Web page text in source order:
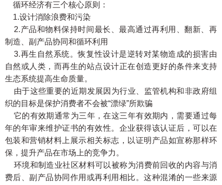
循环经济有三个核心原则：
1.设计消除浪费和污染
2.产品和物料保持时间最长、最高通过再利用、翻新、再
制造、副产品协同和循环利用
3.再生自然系统。恢复性设计是逆转对某物造成的损害由
自然或人类，而再生的站点设计正在创造更好的条件来支持
生态系统提高生命质量。
由于这些重要的近期发展因为行业、监管机构和非政府组
织的目标是保护消费者不会被“漂绿”所欺骗
它的有效期通常为三年，在这三年有效期内，需要通过每
年的年审来维护证书的有效性。企业获得该认证后，可以在
包装和营销材料上展示相关标志，以证明产品如宣称那样环
保，提升产品在市场上的竞争力。
环境和制造业社区材料可以被称为消费前回收的内容与消
费后、副产品协同作用或再利用相比。这种混淆的一些来源